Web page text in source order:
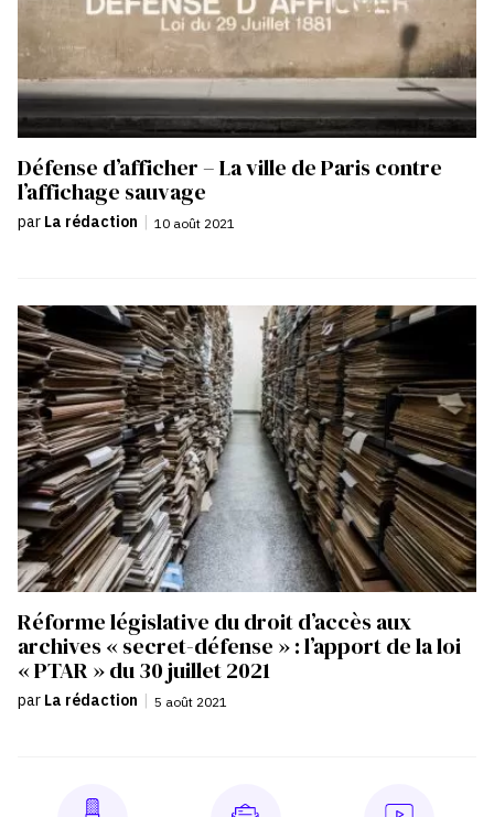
Défense d’afficher – La ville de Paris contre
l’affichage sauvage
par La rédaction | 10 août 2021
Réforme législative du droit d’accès aux
archives « secret-défense » : l’apport de la loi
« PTAR » du 30 juillet 2021
par La rédaction | 5 août 2021